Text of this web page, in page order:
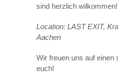
sind herzlich wilkommen!
Location: LAST EXIT,
Aachen
Wir freuen uns auf einen
euch!